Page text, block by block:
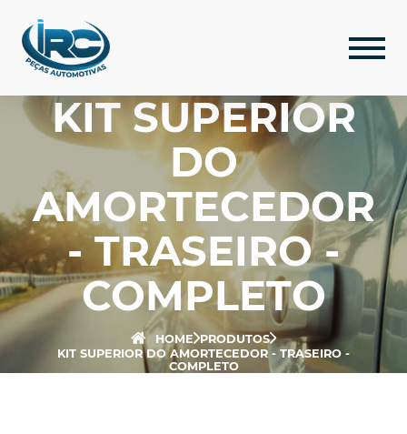
KIT SUPERIOR
DO
AMORTECEDOR
- TRASEIRO -
COMPLETO
HOME PRODUTOS
KIT SUPERIOR DO AMORTECEDOR - TRASEIRO -
COMPLETO